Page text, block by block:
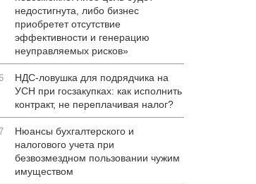
недостигнута, либо бизнес
приобретет отсутствие
эффективности и генерацию
неуправляемых рисков»
НДС-ловушка для подрядчика на
УСН при госзакупках: как исполнить
контракт, не переплачивая налог?
Нюансы бухгалтерского и
налогового учета при
безвозмездном пользовании чужим
имуществом